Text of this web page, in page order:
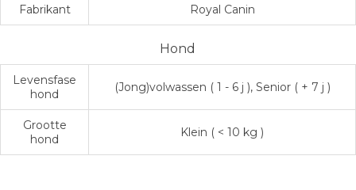
Fabrikant Royal Canin
Hond
Levensfase
hond
(Jong)volwassen ( 1 - 6 j ), Senior ( + 7 j )
Grootte
hond
Klein ( < 10 kg )